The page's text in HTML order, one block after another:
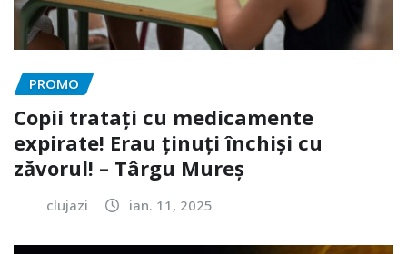
PROMO
Copii tratați cu medicamente
expirate! Erau ținuți închiși cu
zăvorul! – Târgu Mureș
clujazi ian. 11, 2025